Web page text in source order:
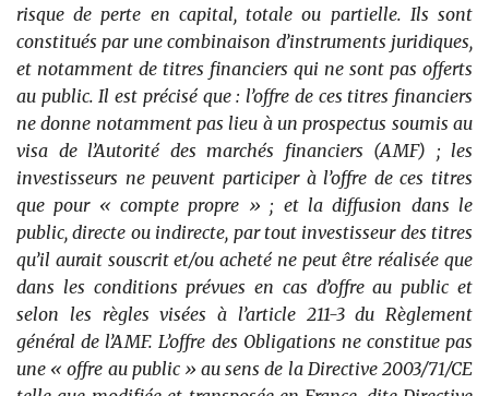
risque de perte en capital, totale ou partielle. Ils sont
constitués par une combinaison d’instruments juridiques,
et notamment de titres financiers qui ne sont pas offerts
au public. Il est précisé que : l’offre de ces titres financiers
ne donne notamment pas lieu à un prospectus soumis au
visa de l’Autorité des marchés financiers (AMF) ; les
investisseurs ne peuvent participer à l’offre de ces titres
que pour « compte propre » ; et la diffusion dans le
public, directe ou indirecte, par tout investisseur des titres
qu’il aurait souscrit et/ou acheté ne peut être réalisée que
dans les conditions prévues en cas d’offre au public et
selon les règles visées à l’article 211-3 du Règlement
général de l’AMF. L’offre des Obligations ne constitue pas
une « offre au public » au sens de la Directive 2003/71/CE